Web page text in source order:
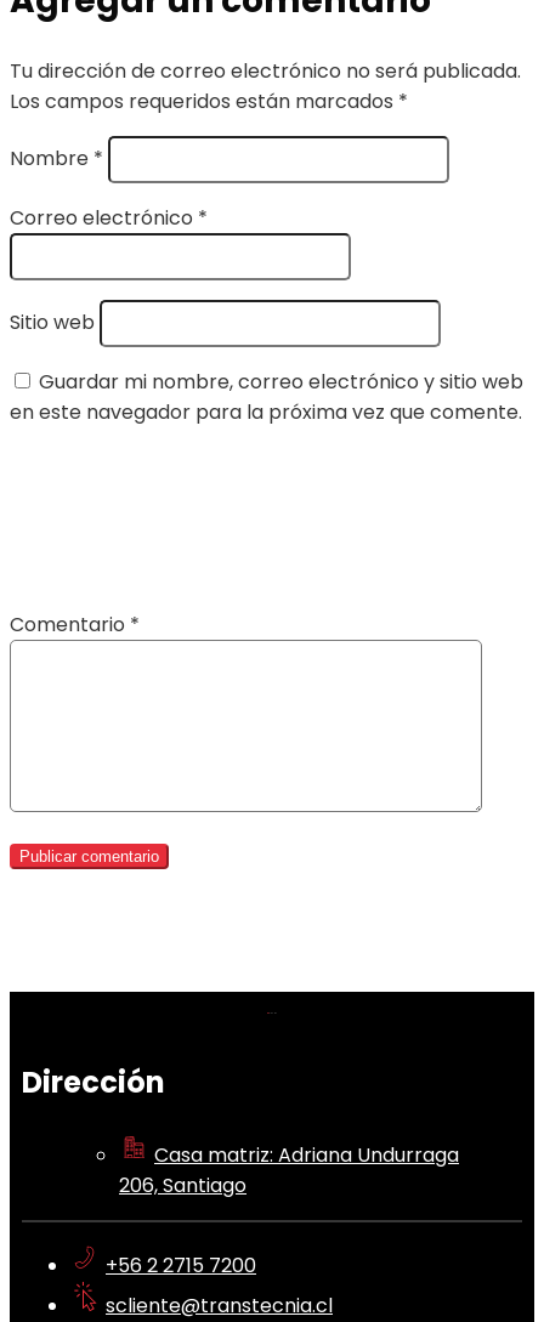
Tu dirección de correo electrónico no será publicada.
Los campos requeridos están marcados *
Nombre *
Correo electrónico *
Sitio web
Guardar mi nombre, correo electrónico y sitio web
en este navegador para la próxima vez que comente.
Comentario *
Dirección
Casa matriz: Adriana Undurraga
206, Santiago
+56 2 2715 7200
scliente@transtecnia.cl